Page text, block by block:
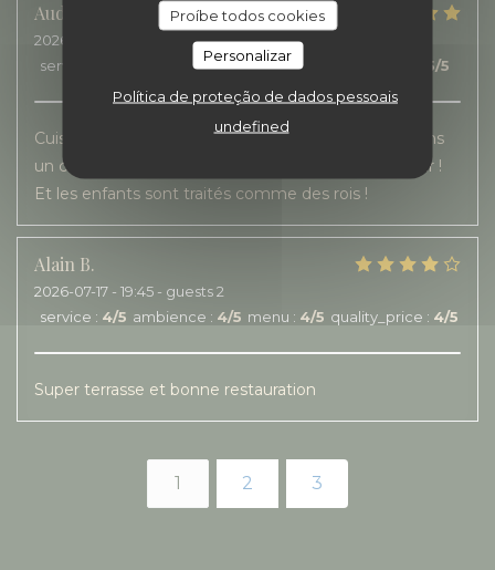
Proíbe todos cookies
Personalizar
Política de proteção de dados pessoais
undefined
Audrey
2026-07-18
- 12:30 - guests 4
service
ambience:5/5 menu:5 5/5
Cuisine de qualité, copieuse et personnel au top dans
un cadre charmant à l’intérieur comme. A l’extérieur !
Et les enfants sont traités comme des rois !
Alain B
2026-07-17 - 19:45 - guests 2
service : 4/5 ambience : 4/5 menu : 4/5 quality_price : 4/5
Super terrasse et bonne restauration
1 2 3